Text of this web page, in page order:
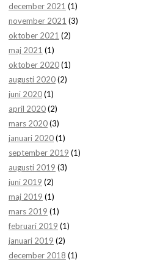
december 2021 (1)
november 2021 (3)
oktober 2021 (2)
maj 2021 (1)
oktober 2020(1)
augusti 2020(2)
juni 2020(1)
april 2020(2)
mars 2020(3)
januari 2020(1)
september 2019 (1)
augusti 2019 (3)
juni 2019 (2)
maj 2019 (1)
mars 2019 (1)
februari 2019 (1)
januari 2019 (2)
december 2018 (1)